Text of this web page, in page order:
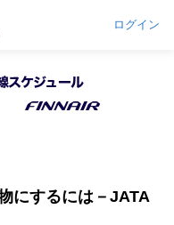
ログイン
にするには－JATA